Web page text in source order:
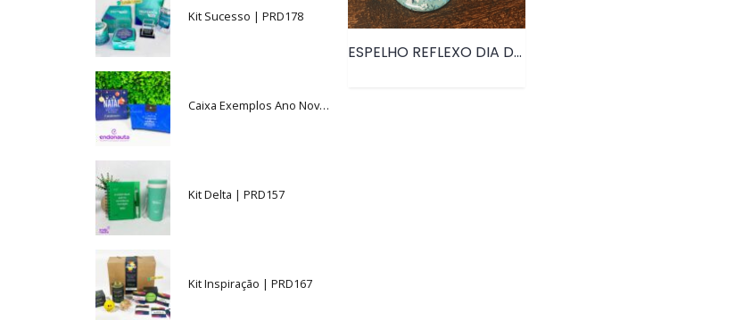
ESPELHO REFLEXO DIA DAS MÃES • PRD045
Kit Sucesso | PRD178
Caixa Exemplos Ano Novo • PRD052
Kit Delta | PRD157
Kit Inspiração | PRD167